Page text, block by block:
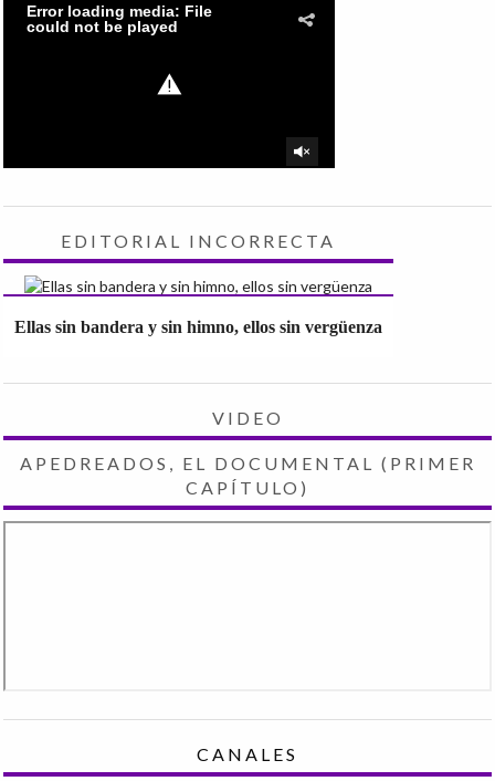
EDITORIAL INCORRECTA
Ellas sin bandera y sin himno, ellos sin vergüenza
VIDEO
APEDREADOS, EL DOCUMENTAL (PRIMER
CAPÍTULO)
CANALES